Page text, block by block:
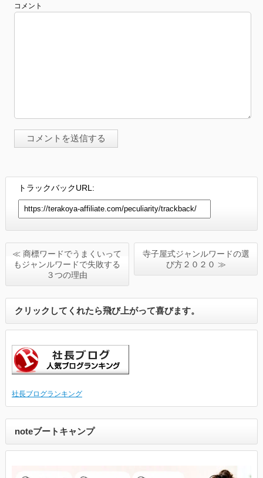
コメント
トラックバックURL:
≪ 商標ワードでうまくいって
もジャンルワードで失敗する
３つの理由
寺子屋式ジャンルワードの選
び方２０２０ ≫
クリックしてくれたら飛び上がって喜びます。
社長ブログランキング
noteブートキャンプ